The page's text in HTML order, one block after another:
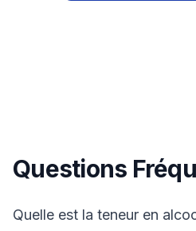
Questions
Quelle est la teneur en